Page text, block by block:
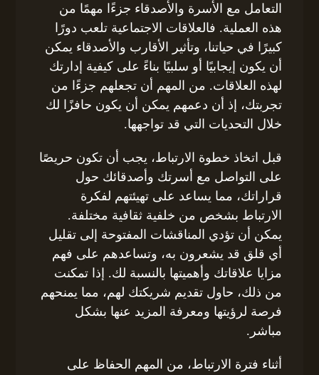
التعامل مع الأسرة والأصدقاء جزءًا مهمًا من
هذه العملية. فالعلاقات الاجتماعية تلعب دورًا
كبيرًا في حياتنا، وتأثير الأقارب والأصدقاء يمكن
أن يكون إيجابيًا أو سلبيًا بناءً على كيفية إدارتك
لهذه العلاقات. من المهم أن تجعلهم جزءًا من
تجربتك، إذ أن دعمهم يمكن أن يكون حافزًا لك
خلال التحديات التي قد تواجهها.
قبل اتخاذ خطوة الارتباط، يجب أن تكون حريصًا
على التواصل مع أسرتك وأصدقائك حول
قراراتك، مما يساعد على تهيئتهم لفكرة
الارتباط بشخص من خلفية ثقافية مختلفة.
يمكن أن تؤدي المناقشات المفتوحة إلى تقليل
أي قلق قد يشعرون به، وتساعدهم على فهم
مزايا علاقاتك وأهميتها بالنسبة لك. إذا تمكنت
من ذلك، حاول تقديم شريكتك لهم، مما يمنحهم
فرصة لرؤيتها ومعرفة المزيد عنها بشكل
مباشر.
أثناء فترة الارتباط، من المهم الحفاظ على